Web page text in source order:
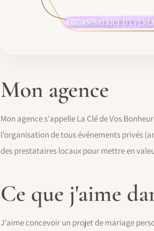
Mon agence
Mon agence s'appelle La Clé de Vos
l'organisation de tous événements privés
des prestataires locaux pour mettre en
Ce que j'aime
J'aime concevoir un projet de mariage